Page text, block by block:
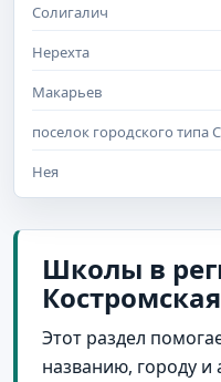
Солигалич
Нерехта
Макарьев
поселок городского типа
Нея
поселок Никольское
поселок городского типа
село Боговарово
Школы в
Этот раздел
названию, городу и